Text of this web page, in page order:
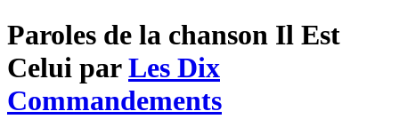
Paroles de la chanson Il Est
Celui parLes Dix
Commandements